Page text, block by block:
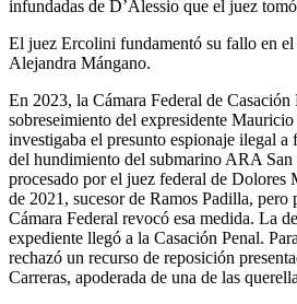
infundadas de D’Alessio que el juez
El juez Ercolini fundamentó su fallo en el
Alejandra Mángano.
En 2023, la Cámara Federal de
sobreseimiento del expresidente
investigaba el presunto espionaje ilegal a
del hundimiento del submarino ARA
procesado por el juez federal de Dolores
de 2021, sucesor de Ramos Padilla, pero
Cámara Federal revocó esa medida. La
expediente llegó a la Casación Penal.
rechazó un recurso de reposición
Carreras, apoderada de una de las